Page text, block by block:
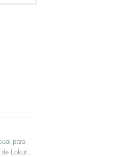
para
Lokutor